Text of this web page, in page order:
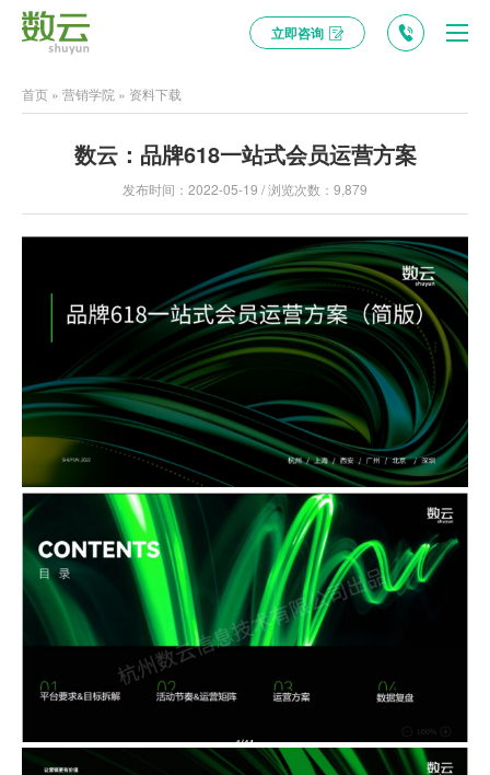
立即咨询
首页 » 营销学院 » 资料下载
数云：品牌618一站式会员运营方案
发布时间：2022-05-19 / 浏览次数：9,879